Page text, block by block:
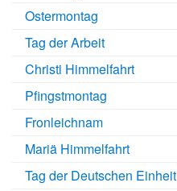
Ostermontag
Tag der Arbeit
Christi Himmelfahrt
Pfingstmontag
Fronleichnam
Mariä Himmelfahrt
Tag der Deutschen Einheit